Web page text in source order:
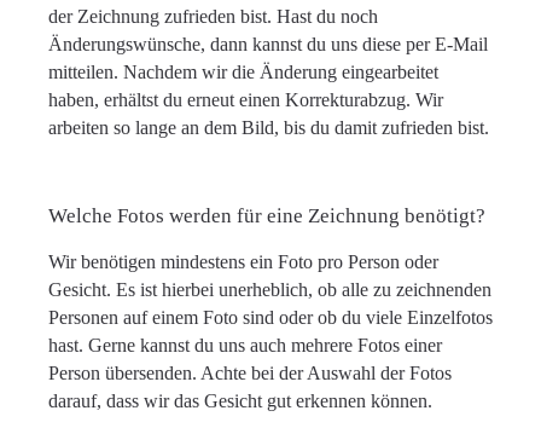
der Zeichnung zufrieden bist. Hast du noch
Änderungswünsche, dann kannst du uns diese per E-Mail
mitteilen. Nachdem wir die Änderung eingearbeitet
haben, erhältst du erneut einen Korrekturabzug. Wir
arbeiten so lange an dem Bild, bis du damit zufrieden bist.
Welche Fotos werden für eine Zeichnung benötigt?
Wir benötigen mindestens ein Foto pro Person oder
Gesicht. Es ist hierbei unerheblich, ob alle zu zeichnenden
Personen auf einem Foto sind oder ob du viele Einzelfotos
hast. Gerne kannst du uns auch mehrere Fotos einer
Person übersenden. Achte bei der Auswahl der Fotos
darauf, dass wir das Gesicht gut erkennen können.